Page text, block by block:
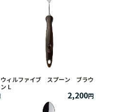
ウィルファイブ スプーン ブラウ
ン L
2,200